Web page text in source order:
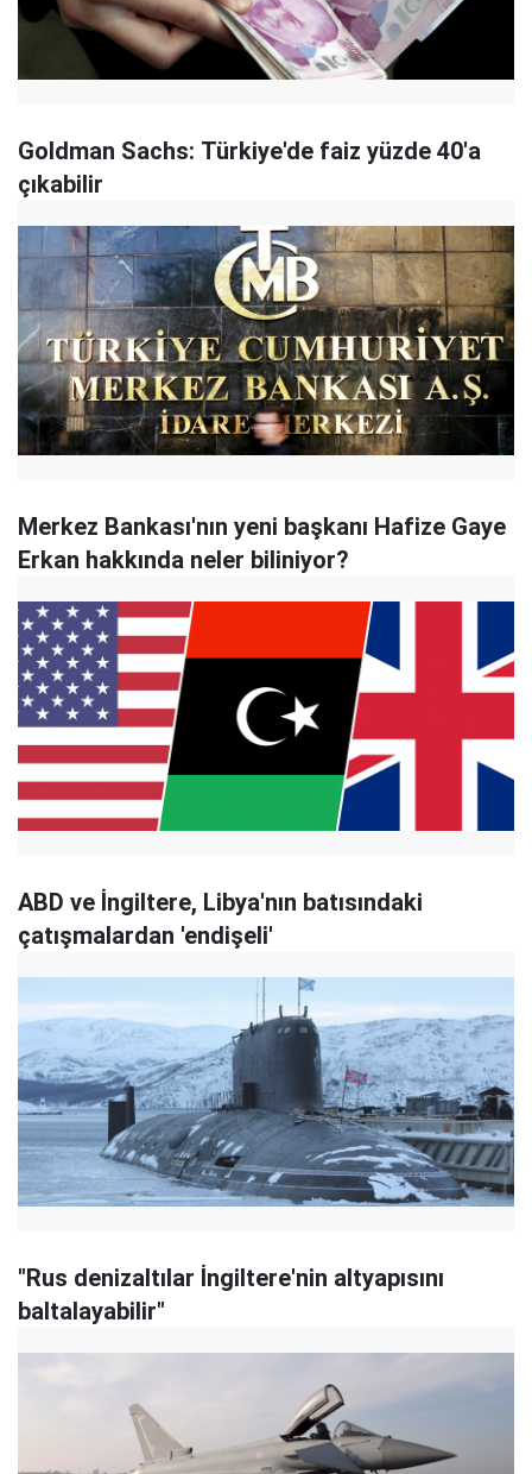
Goldman Sachs: Türkiye'de faiz yüzde 40'a
çıkabilir
Merkez Bankası'nın yeni başkanı Hafize Gaye
Erkan hakkında neler biliniyor?
ABD ve İngiltere, Libya'nın batısındaki
çatışmalardan 'endişeli'
"Rus denizaltılar İngiltere'nin altyapısını
baltalayabilir"